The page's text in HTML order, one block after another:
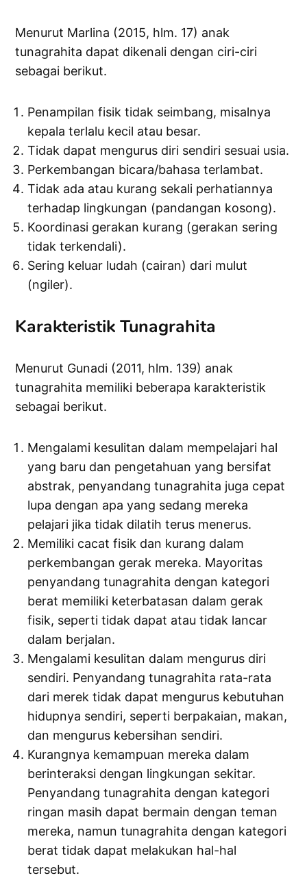
Menurut Marlina (2015, hlm. 17) anak
tunagrahita dapat dikenali dengan ciri-ciri
sebagai berikut.
Penampilan fisik tidak seimbang, misalnya
kepala terlalu kecil atau besar.
Tidak dapat mengurus diri sendiri sesuai usia.
Perkembangan bicara/bahasa terlambat.
Tidak ada atau kurang sekali perhatiannya
terhadap lingkungan (pandangan kosong).
Koordinasi gerakan kurang (gerakan sering
tidak terkendali).
Sering keluar ludah (cairan) dari mulut
(ngiler).
Karakteristik Tunagrahita
Menurut Gunadi (2011, hlm. 139) anak
tunagrahita memiliki beberapa karakteristik
sebagai berikut.
Mengalami kesulitan dalam mempelajari hal
yang baru dan pengetahuan yang bersifat
abstrak, penyandang tunagrahita juga cepat
lupa dengan apa yang sedang mereka
pelajari jika tidak dilatih terus menerus.
Memiliki cacat fisik dan kurang dalam
perkembangan gerak mereka. Mayoritas
penyandang tunagrahita dengan kategori
berat memiliki keterbatasan dalam gerak
fisik, seperti tidak dapat atau tidak lancar
dalam berjalan.
Mengalami kesulitan dalam mengurus diri
sendiri. Penyandang tunagrahita rata-rata
dari merek tidak dapat mengurus kebutuhan
hidupnya sendiri, seperti berpakaian, makan,
dan mengurus kebersihan sendiri.
Kurangnya kemampuan mereka dalam
berinteraksi dengan lingkungan sekitar.
Penyandang tunagrahita dengan kategori
ringan masih dapat bermain dengan teman
mereka, namun tunagrahita dengan kategori
berat tidak dapat melakukan hal-hal
tersebut.